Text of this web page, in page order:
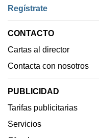
Regístrate
CONTACTO
Cartas al director
Contacta con nosotros
PUBLICIDAD
Tarifas publicitarias
Servicios